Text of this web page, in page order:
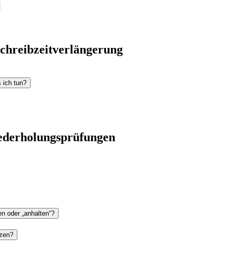
ich tun?
oder „anhalten“?